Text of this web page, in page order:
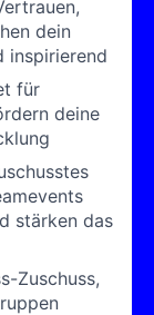
dein
inspirierend
für
deine
stärken das
Zuschuss,